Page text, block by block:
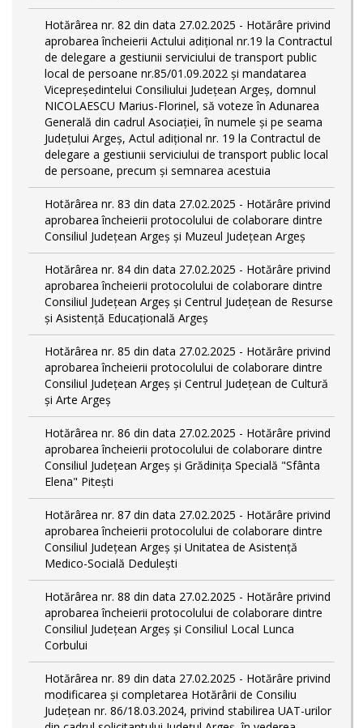
Hotărârea nr. 82 din data 27.02.2025 - Hotărâre privind
aprobarea încheierii Actului adițional nr.19 la Contractul
de delegare a gestiunii serviciului de transport public
local de persoane nr.85/01.09.2022 și mandatarea
Vicepreședintelui Consiliului Județean Argeș, domnul
NICOLAESCU Marius-Florinel, să voteze în Adunarea
Generală din cadrul Asociației, în numele și pe seama
Județului Argeș, Actul adițional nr. 19 la Contractul de
delegare a gestiunii serviciului de transport public local
de persoane, precum și semnarea acestuia
Hotărârea nr. 83 din data 27.02.2025 - Hotărâre privind
aprobarea încheierii protocolului de colaborare dintre
Consiliul Județean Argeș și Muzeul Județean Argeș
Hotărârea nr. 84 din data 27.02.2025 - Hotărâre privind
aprobarea încheierii protocolului de colaborare dintre
Consiliul Județean Argeș și Centrul Județean de Resurse
și Asistență Educațională Argeș
Hotărârea nr. 85 din data 27.02.2025 - Hotărâre privind
aprobarea încheierii protocolului de colaborare dintre
Consiliul Județean Argeș și Centrul Județean de Cultură
și Arte Argeș
Hotărârea nr. 86 din data 27.02.2025 - Hotărâre privind
aprobarea încheierii protocolului de colaborare dintre
Consiliul Județean Argeș și Grădinița Specială "Sfânta
Elena" Pitești
Hotărârea nr. 87 din data 27.02.2025 - Hotărâre privind
aprobarea încheierii protocolului de colaborare dintre
Consiliul Județean Argeș și Unitatea de Asistență
Medico-Socială Dedulești
Hotărârea nr. 88 din data 27.02.2025 - Hotărâre privind
aprobarea încheierii protocolului de colaborare dintre
Consiliul Județean Argeș și Consiliul Local Lunca
Corbului
Hotărârea nr. 89 din data 27.02.2025 - Hotărâre privind
modificarea și completarea Hotărârii de Consiliu
Județean nr. 86/18.03.2024, privind stabilirea UAT-urilor